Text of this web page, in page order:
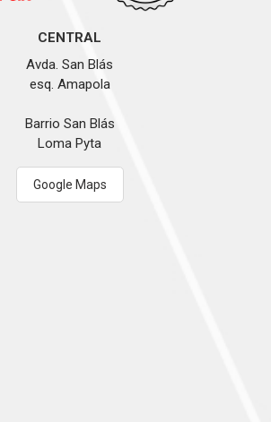
CENTRAL
Avda. San Blás
esq. Amapola
Barrio San Blás
Loma Pyta
Google Maps